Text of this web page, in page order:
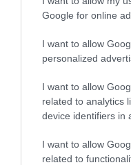
Google for online
I want to allow
personalized
I want to allow
related to analytics
device identifiers in
I want to allow
related to
06.08.2026 | 09:03